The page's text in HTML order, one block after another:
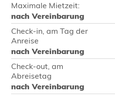
Maximale Mietzeit:
nach Vereinbarung
Check-in, am Tag der
Anreise
nach Vereinbarung
Check-out, am
Abreisetag
nach Vereinbarung